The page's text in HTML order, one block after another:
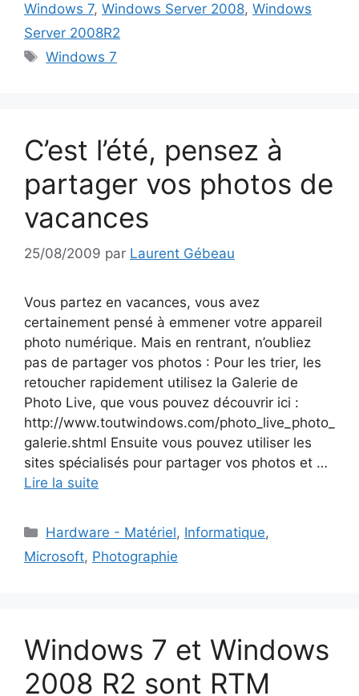
Windows 7, Windows Server 2008, Windows
Server 2008R2
Étiquettes
Windows 7
C’est l’été, pensez à
partager vos photos de
vacances
25/08/2009 par Laurent Gébeau
Vous partez en vacances, vous avez
certainement pensé à emmener votre appareil
photo numérique. Mais en rentrant, n’oubliez
pas de partager vos photos : Pour les trier, les
retoucher rapidement utilisez la Galerie de
Photo Live, que vous pouvez découvrir ici :
http://www.toutwindows.com/photo_live_photo_
galerie.shtml Ensuite vous pouvez utiliser les
sites spécialisés pour partager vos photos et …
Lire la suite
Catégories
Hardware - Matériel, Informatique,
Microsoft, Photographie
Windows 7 et Windows
2008 R2 sont RTM